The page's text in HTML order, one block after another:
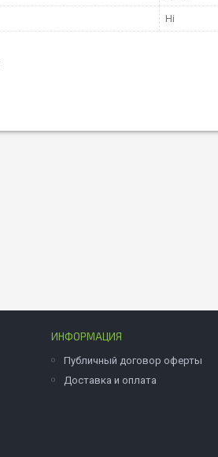
Ні
ИНФОРМАЦИЯ
Публичный договор оферты
Доставка и оплата